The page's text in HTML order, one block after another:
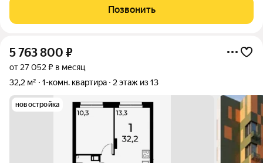
проживанию. Объект расположен в пешей доступности от
ключевой транспортной развязки, с
Позвонить
5 763 800 ₽
от 27 052 ₽ в месяц
32,2 м²
1-комн. квартира 2 этаж из 13
новостройка